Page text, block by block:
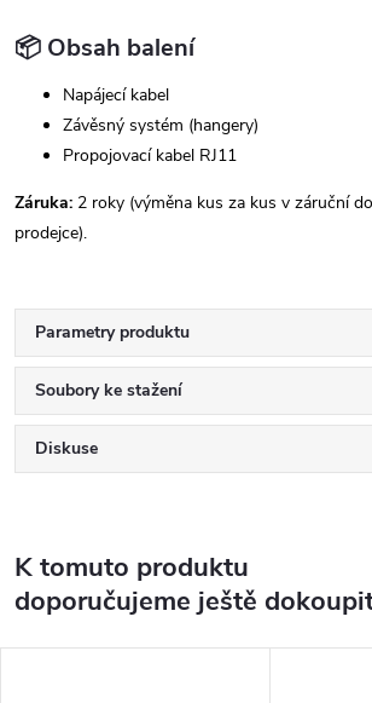
📦 Obsah balení
Napájecí kabel
Závěsný systém (hangery)
Propojovací kabel RJ11
Záruka: 2 roky (výměna kus za kus v záruční
prodejce).
Parametry produktu
Soubory ke stažení
Diskuse
K tomuto produktu
doporučujeme ještě